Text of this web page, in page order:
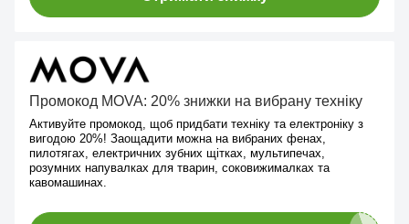
Промокод MOVA: 20% знижки на вибрану техніку
Активуйте промокод, щоб придбати техніку та електроніку з
вигодою 20%! Заощадити можна на вибраних фенах,
пилотягах, електричних зубних щітках, мультипечах,
розумних напувалках для тварин, соковижималках та
кавомашинах.